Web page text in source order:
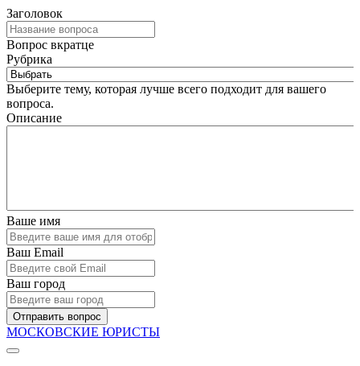
Заголовок
Вопрос вкратце
Рубрика
Выберите тему, которая лучше всего подходит для вашего
вопроса.
Описание
Ваше имя
Ваш Email
Ваш город
Отправить вопрос
МОСКОВСКИЕ ЮРИСТЫ